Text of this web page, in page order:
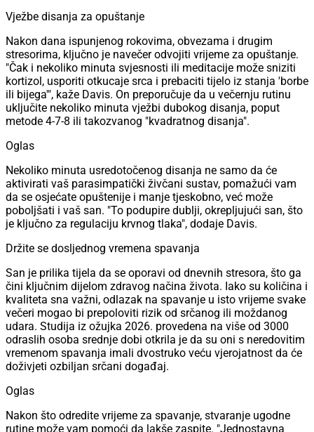
Vježbe disanja za opuštanje
Nakon dana ispunjenog rokovima, obvezama i drugim
stresorima, ključno je navečer odvojiti vrijeme za opuštanje.
"Čak i nekoliko minuta svjesnosti ili meditacije može sniziti
kortizol, usporiti otkucaje srca i prebaciti tijelo iz stanja 'borbe
ili bijega'", kaže Davis. On preporučuje da u večernju rutinu
uključite nekoliko minuta vježbi dubokog disanja, poput
metode 4-7-8 ili takozvanog "kvadratnog disanja".
Oglas
Nekoliko minuta usredotočenog disanja ne samo da će
aktivirati vaš parasimpatički živčani sustav, pomažući vam
da se osjećate opuštenije i manje tjeskobno, već može
poboljšati i vaš san. "To podupire dublji, okrepljujući san, što
je ključno za regulaciju krvnog tlaka", dodaje Davis.
Držite se dosljednog vremena spavanja
San je prilika tijela da se oporavi od dnevnih stresora, što ga
čini ključnim dijelom zdravog načina života. Iako su količina i
kvaliteta sna važni, odlazak na spavanje u isto vrijeme svake
večeri mogao bi prepoloviti rizik od srčanog ili moždanog
udara. Studija iz ožujka 2026. provedena na više od 3000
odraslih osoba srednje dobi otkrila je da su oni s neredovitim
vremenom spavanja imali dvostruko veću vjerojatnost da će
doživjeti ozbiljan srčani događaj.
Oglas
Nakon što odredite vrijeme za spavanje, stvaranje ugodne
rutine može vam pomoći da lakše zaspite. "Jednostavna